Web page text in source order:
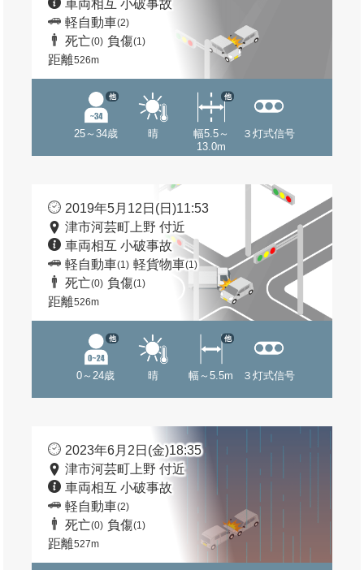
車両相互 小破事故
軽自動車(2)
死亡(0) 負傷(1)
距離526m
25～34歳
他
晴
幅5.5～
13.0m
他
３灯式信号
2019年5月12日(日)11:53
津市河芸町上野 付近
車両相互 小破事故
軽自動車(1) 軽貨物車(1)
死亡(0) 負傷(1)
距離526m
0～24歳
他
晴 幅～5.5m
他
３灯式信号
2023年6月2日(金)18:35
津市河芸町上野 付近
車両相互 小破事故
軽自動車(2)
死亡(0) 負傷(1)
距離527m